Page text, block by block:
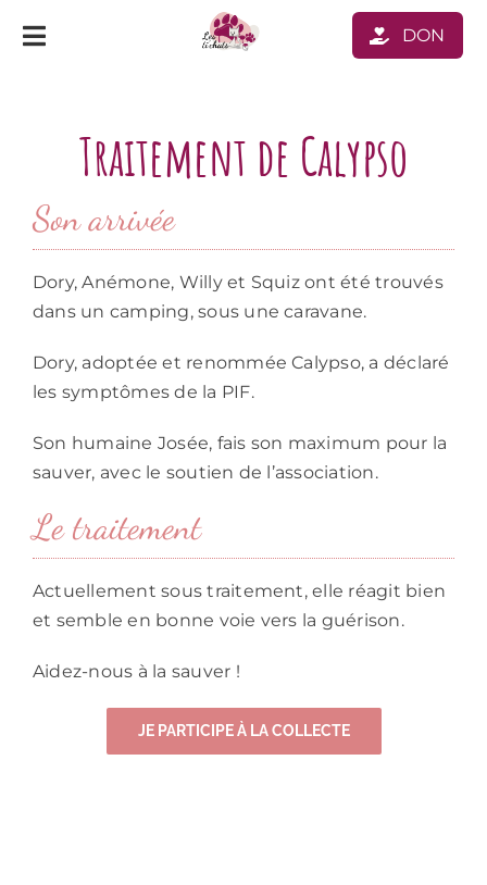
Toggle
Nous soutenir
Conseils
Nous contacter
Boutique
DON
Traitement de Calypso
Son arrivée
Dory, Anémone, Willy et Squiz ont été trouvés
dans un camping, sous une caravane.
Dory, adoptée et renommée Calypso, a déclaré
les symptômes de la PIF.
Son humaine Josée, fais son maximum pour la
sauver, avec le soutien de l’association.
Le traitement
Actuellement sous traitement, elle réagit bien
et semble en bonne voie vers la guérison.
Aidez-nous à la sauver !
JE PARTICIPE À LA COLLECTE